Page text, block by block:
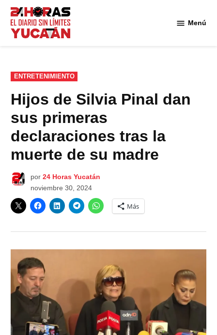
Saltar
contenido
Menú
PUBLICADO
EN
ENTRETENIMIENTO
Hijos de Silvia Pinal dan
sus primeras
declaraciones tras la
muerte de su madre
por 24 Horas Yucatán
noviembre 30, 2024
Más